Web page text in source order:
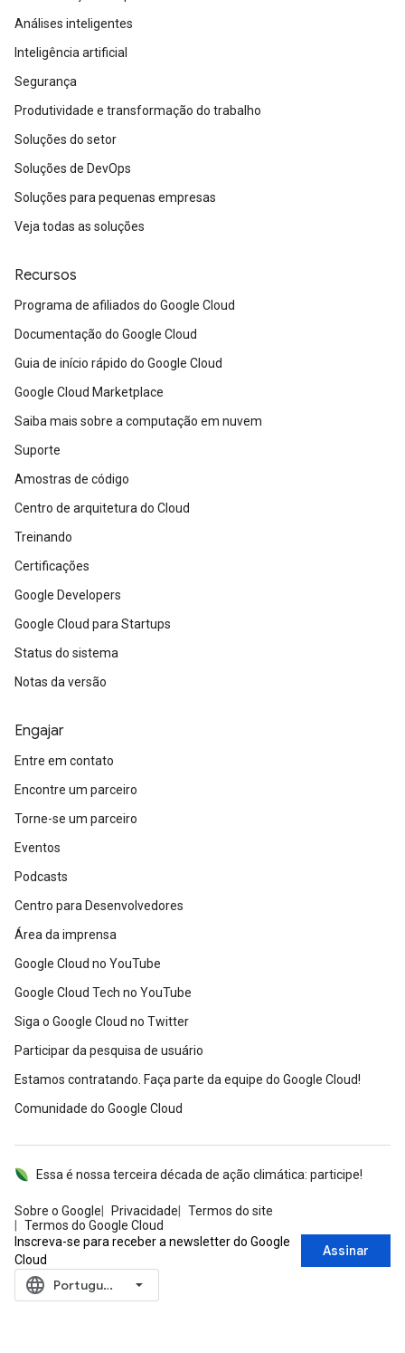
Análises inteligentes
Inteligência artificial
Segurança
Produtividade e transformação do trabalho
Soluções do setor
Soluções de DevOps
Soluções para pequenas empresas
Veja todas as soluções
Recursos
Programa de afiliados do Google Cloud
Documentação do Google Cloud
Guia de início rápido do Google Cloud
Google Cloud Marketplace
Saiba mais sobre a computação em nuvem
Suporte
Amostras de código
Centro de arquitetura do Cloud
Treinando
Certificações
Google Developers
Google Cloud para Startups
Status do sistema
Notas da versão
Engajar
Entre em contato
Encontre um parceiro
Torne-se um parceiro
Eventos
Podcasts
Centro para Desenvolvedores
Área da imprensa
Google Cloud no YouTube
Google Cloud Tech no YouTube
Siga o Google Cloud no Twitter
Participar da pesquisa de usuário
Estamos contratando. Faça parte da equipe do Google Cloud!
Comunidade do Google Cloud
Sobre o Google Privacidade
Termos do site
Termos do Google Cloud
Essa é nossa terceira década de ação climática: participe!
Inscreva-se para receber a newsletter do Google
Cloud
Assinar
language ‪Português (Brasil)‬